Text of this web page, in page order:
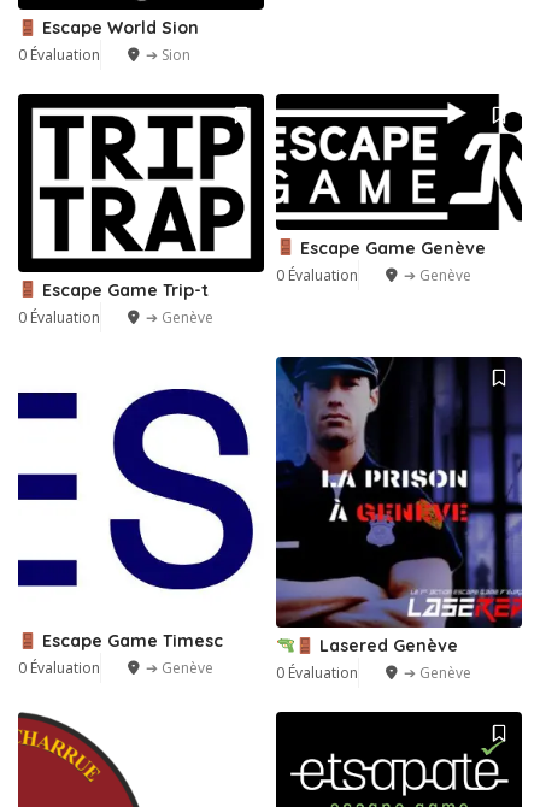
Escape World Sion
0 Évaluation ➔ Sion
Escape Game Trip-t
0 Évaluation ➔ Genève
Escape Game Genève
0 Évaluation ➔ Genève
Escape Game Timesc
0 Évaluation ➔ Genève
Lasered Genève
0 Évaluation ➔ Genève